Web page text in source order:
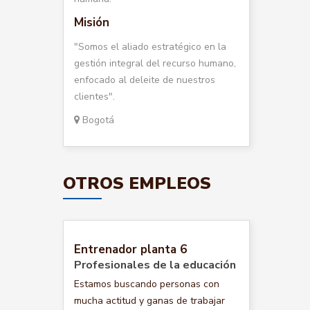
Misión
"Somos el aliado estratégico en la
gestión integral del recurso humano,
enfocado al deleite de nuestros
clientes".
Bogotá
OTROS EMPLEOS
Entrenador planta 6
Profesionales de la educación
Estamos buscando personas con
mucha actitud y ganas de trabajar